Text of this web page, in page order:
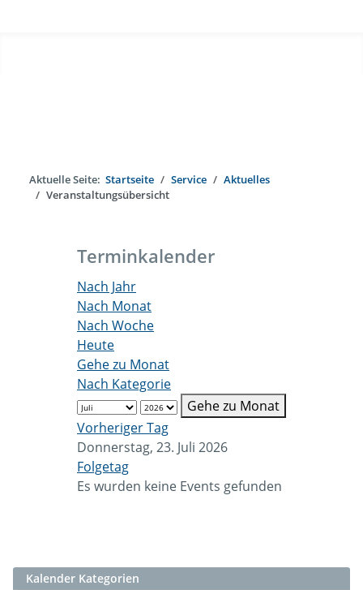
Aktuelle Seite: Startseite Service
Aktuelles
Veranstaltungsübersicht
Terminkalender
Nach Jahr
Nach Monat
Nach Woche
Heute
Gehe zu Monat
Nach Kategorie
Gehe zu Monat
Vorheriger Tag
Donnerstag, 23. Juli 2026
Folgetag
Es wurden keine Events gefunden
Kalender Kategorien